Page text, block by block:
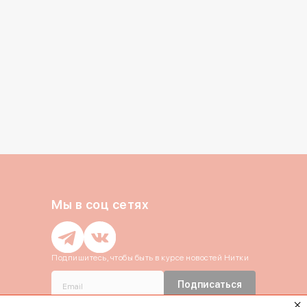
Мы в соц сетях
Подпишитесь, чтобы быть в курсе новостей Нитки
Подписаться